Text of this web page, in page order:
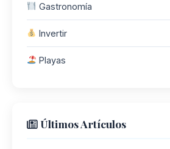
Gastronomía
Invertir
Playas
Últimos Artículos